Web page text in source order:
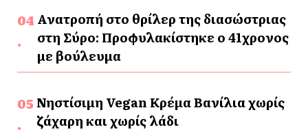
Ανατροπή στο θρίλερ της διασώστριας
στη Σύρο: Προφυλακίστηκε ο 41χρονος
με βούλευμα
Νηστίσιμη Vegan Κρέμα Βανίλια χωρίς
ζάχαρη και χωρίς λάδι